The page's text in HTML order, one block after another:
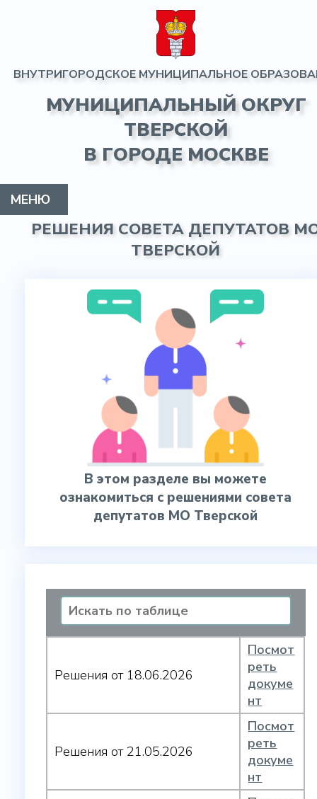
ВНУТРИГОРОДСКОЕ МУНИЦИПАЛЬНОЕ
МУНИЦИПАЛЬНЫЙ ОКРУГ
ТВЕРСКОЙ
В ГОРОДЕ МОСКВЕ
МУНИЦИПАЛЬНЫЙ ОКРУГ
ГЛАВА МО
СОВЕТ ДЕПУТАТОВ
АДМИНИСТРАЦИЯ
ИНФОРМАЦИЯ
ПРОТИВОДЕЙСТВИЕ КОРРУПЦИИ
КОНТАКТЫ
ГАЗЕТА
МЕНЮ
РЕШЕНИЯ СОВЕТА ДЕПУТАТОВ
ТВЕРСКОЙ
В этом разделе вы можете
ознакомиться с решениями совета
депутатов МО Тверской
Решения от 18.06.2026
Посмот
реть
докуме
нт
Решения от 21.05.2026
Посмот
реть
докуме
нт